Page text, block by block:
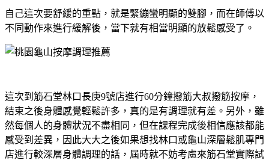
自己這次要舒緩的重點，就是緊繃蠻明顯的雙腳，而在師傅以
不同動作來進行緩解後，當下就有相當明顯的放鬆感受了。
這次到筋石堂林口長庚9號店進行60分鐘撥筋大叔撥筋按摩，
結束之後身體感覺輕鬆許多，真的是有調理就有差。另外，雖
然每個人的身體狀況不盡相同，但在課程完成後相信應該都能
感受到差異，因此大大之後如果想找林口或龜山深層鬆肌專門
店進行較深層身體調理的話，屆時就不妨考慮來筋石堂實際試